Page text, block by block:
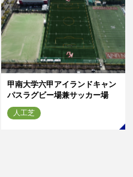
甲南大学六甲アイランドキャン
パスラグビー場兼サッカー場
人工芝